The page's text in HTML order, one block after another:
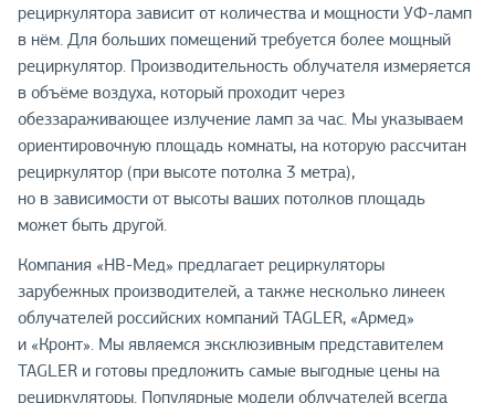
рециркулятора зависит от количества и мощности УФ-ламп
в нём. Для больших помещений требуется более мощный
рециркулятор. Производительность облучателя измеряется
в объёме воздуха, который проходит через
обеззараживающее излучение ламп за час. Мы указываем
ориентировочную площадь комнаты, на которую рассчитан
рециркулятор (при высоте потолка 3 метра),
но в зависимости от высоты ваших потолков площадь
может быть другой.
Компания «НВ-Мед» предлагает рециркуляторы
зарубежных производителей, а также несколько линеек
облучателей российских компаний TAGLER, «Армед»
и «Кронт». Мы являемся эксклюзивным представителем
TAGLER и готовы предложить самые выгодные цены на
рециркуляторы. Популярные модели облучателей всегда